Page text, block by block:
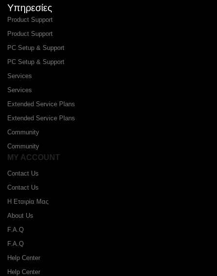
Υπηρεσίες
Product Support
Product Support
PC Setup & Support
PC Setup & Support
Services
Services
Extended Service Plans
Extended Service Plans
Community
Community
MY ACCOUNT
Contact Us
Contact Us
Η Εταιρία Μας
About Us
F.A.Q
F.A.Q
Help Center
Help Center